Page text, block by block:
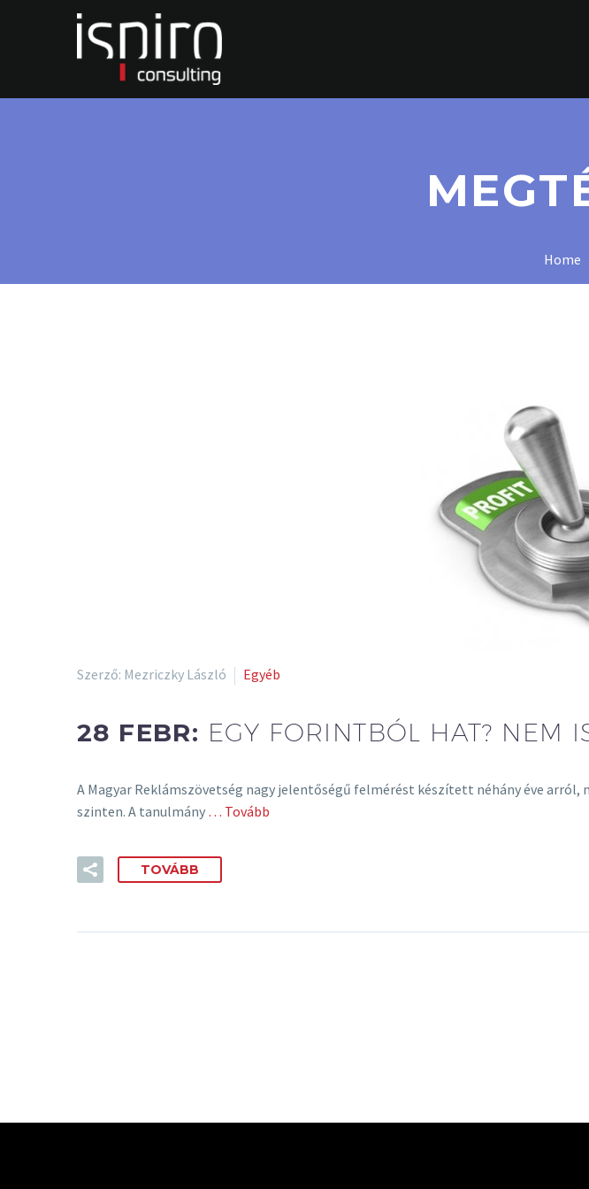
Home
Szerző: Mezriczky László Egyéb
28 FEBR: EGY FORINTBÓL HAT? NEM
A Magyar Reklámszövetség nagy jelentőségű felmérést készített néhány éve
szinten. A tanulmány … Tovább
TOVÁBB